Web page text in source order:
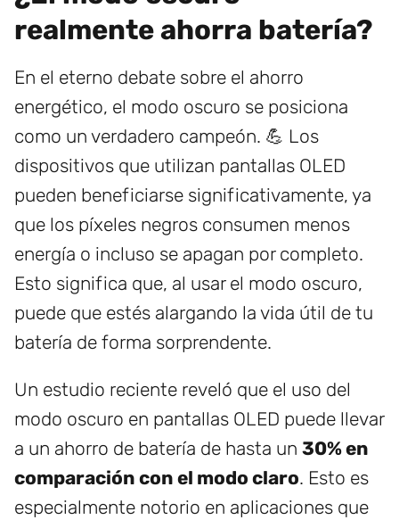
realmente ahorra batería?
En el eterno debate sobre el ahorro
energético, el modo oscuro se posiciona
como un verdadero campeón. 💪 Los
dispositivos que utilizan pantallas OLED
pueden beneficiarse significativamente, ya
que los píxeles negros consumen menos
energía o incluso se apagan por completo.
Esto significa que, al usar el modo oscuro,
puede que estés alargando la vida útil de tu
batería de forma sorprendente.
Un estudio reciente reveló que el uso del
modo oscuro en pantallas OLED puede llevar
a un ahorro de batería de hasta un 30% en
comparación con el modo claro. Esto es
especialmente notorio en aplicaciones que